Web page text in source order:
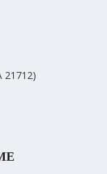
21712)